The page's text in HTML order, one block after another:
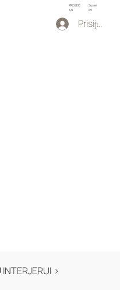
PROJEK
TAI
Susiei
kti
Prisijungti
>